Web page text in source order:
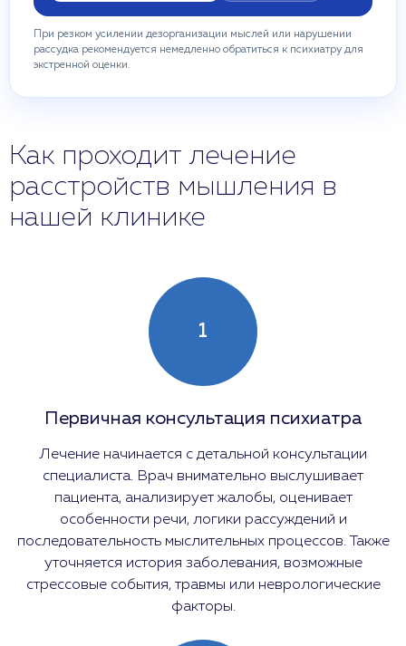
При резком усилении дезорганизации мыслей или нарушении
рассудка рекомендуется немедленно обратиться к психиатру для
экстренной оценки.
Как проходит лечение
расстройств мышления в
нашей клинике
1
Первичная консультация психиатра
Лечение начинается с детальной консультации
специалиста. Врач внимательно выслушивает
пациента, анализирует жалобы, оценивает
особенности речи, логики рассуждений и
последовательность мыслительных процессов. Также
уточняется история заболевания, возможные
стрессовые события, травмы или неврологические
факторы.